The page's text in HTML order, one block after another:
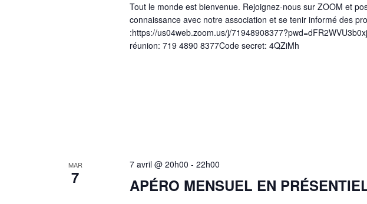
Tout le monde est bienvenue. Rejoignez-nous sur ZOOM et
connaissance avec notre association et se tenir informé des
:https://us04web.zoom.us/j/
réunion: 719 4890 8377Code secret: 4QZiMh
MAR
7 APÉRO MENSUEL EN
7 avril @ 20h00 - 22h00